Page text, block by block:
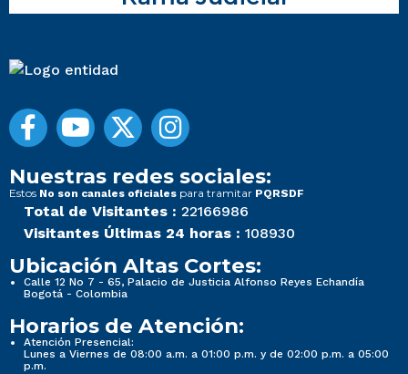
Nuestras redes sociales:
Estos No son canales oficiales para tramitar PQRSDF
Total de Visitantes : 22166986
Visitantes Últimas 24 horas : 108930
Ubicación Altas Cortes:
Calle 12 No 7 - 65, Palacio de Justicia Alfonso Reyes Echandía
Bogotá - Colombia
Horarios de Atención:
Atención Presencial:
Lunes a Viernes de 08:00 a.m. a 01:00 p.m. y de 02:00 p.m. a 05:00
p.m.